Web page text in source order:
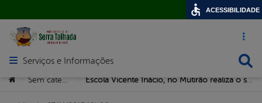
Acesso
Abrir menu principal de navegação
Serviços e Informações
Você está aqui:
> >
ACESSIBILIDADE